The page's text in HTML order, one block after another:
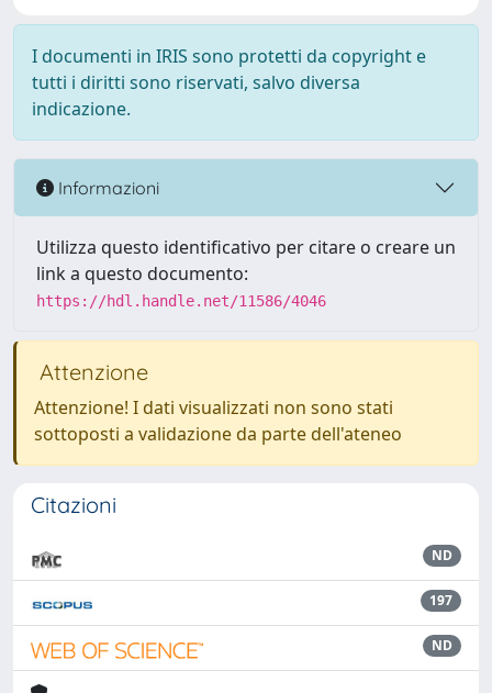
I documenti in IRIS sono protetti da copyright e
tutti i diritti sono riservati, salvo diversa
indicazione.
Informazioni
Utilizza questo identificativo per citare o creare un
link a questo documento:
https://hdl.handle.net/11586/4046
Attenzione
Attenzione! I dati visualizzati non sono stati
sottoposti a validazione da parte dell'ateneo
Citazioni
ND
197
ND